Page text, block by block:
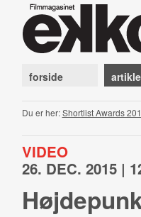
forside
Du er her:Shortlist Awards
VIDEO
26. DEC. 2015 |